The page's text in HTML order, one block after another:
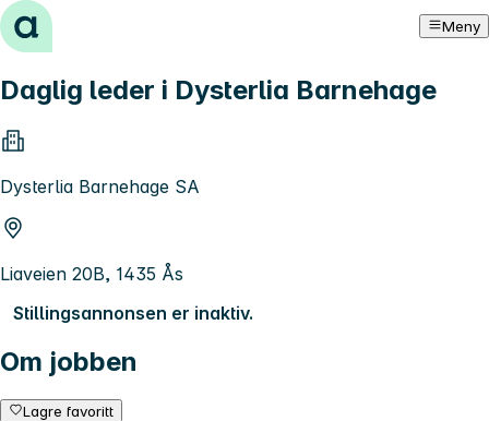
Hopp til innhold Meny
Daglig leder i Dysterlia Barnehage
Dysterlia Barnehage SA
Liaveien 20B, 1435 Ås
Stillingsannonsen er inaktiv.
Om jobben
Lagre favoritt